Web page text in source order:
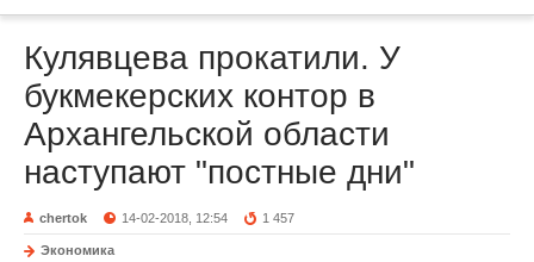
Кулявцева прокатили. У
букмекерских контор в
Архангельской области
наступают "постные дни"
chertok 14-02-2018, 12:54 1 457
Экономика